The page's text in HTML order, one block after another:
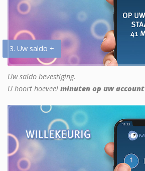
3. Uw saldo +
Uw saldo bevestiging.
U hoort hoeveel minuten op uw account